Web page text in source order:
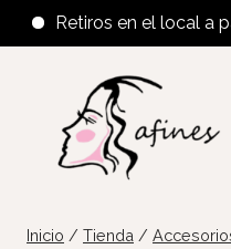
Retiros en el local a
contenido
Inicio / Tienda /